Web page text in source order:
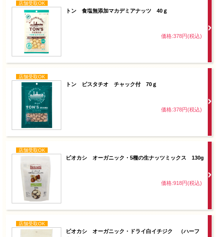
店舗受取OK
トン 食塩無添加マカデミアナッツ 40ｇ
価格:378円(税込)
店舗受取OK
トン ピスタチオ チャック付 70ｇ
価格:378円(税込)
店舗受取OK
ビオカシ オーガニック・5種の生ナッツミックス 130g
価格:918円(税込)
店舗受取OK
ビオカシ オーガニック・ドライ白イチジク （ハーフ